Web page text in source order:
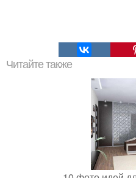
Читайте также